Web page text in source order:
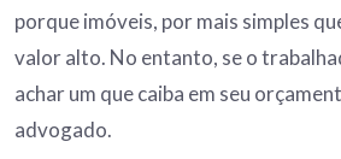
porque imóveis, por mais simples
valor alto. No entanto, se o
achar um que caiba em seu
advogado.